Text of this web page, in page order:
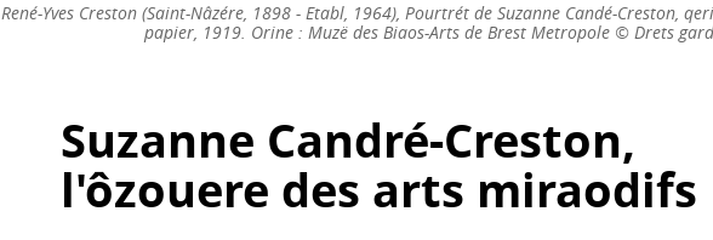
René-Yves Creston (Saint-Nâzére, 1898 - Etabl, 1964), Pourtrét de Suzanne Candé-Creston,
papier, 1919. Orine : Muzë des Biaos-Arts de Brest Metropole © Drets
Suzanne Candré-Creston,
l'ôzouere des arts miraodifs